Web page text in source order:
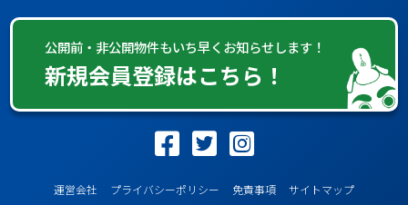
公開前・非公開物件もいち早くお知らせします！
新規会員登録はこちら！
運営会社 プライバシーポリシー 免責事項
サイトマップ